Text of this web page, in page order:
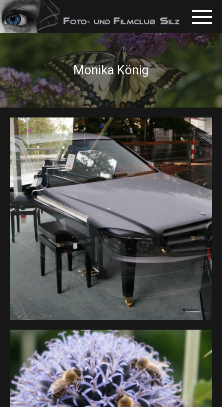
Monika König